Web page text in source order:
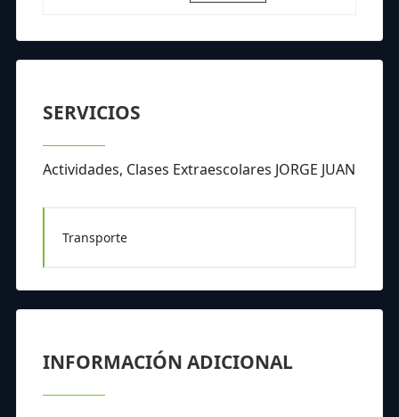
SERVICIOS
Actividades, Clases Extraescolares JORGE JUAN
Transporte
INFORMACIÓN ADICIONAL